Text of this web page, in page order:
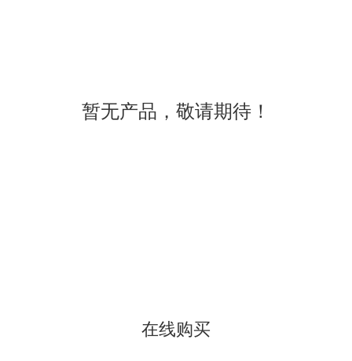
暂无产品，敬请期待！
在线购买